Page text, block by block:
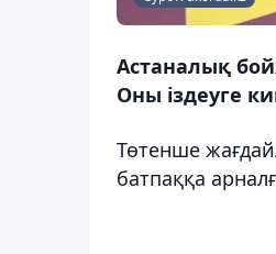
Астаналық
Оны іздеуге
Төтенше
батпаққа